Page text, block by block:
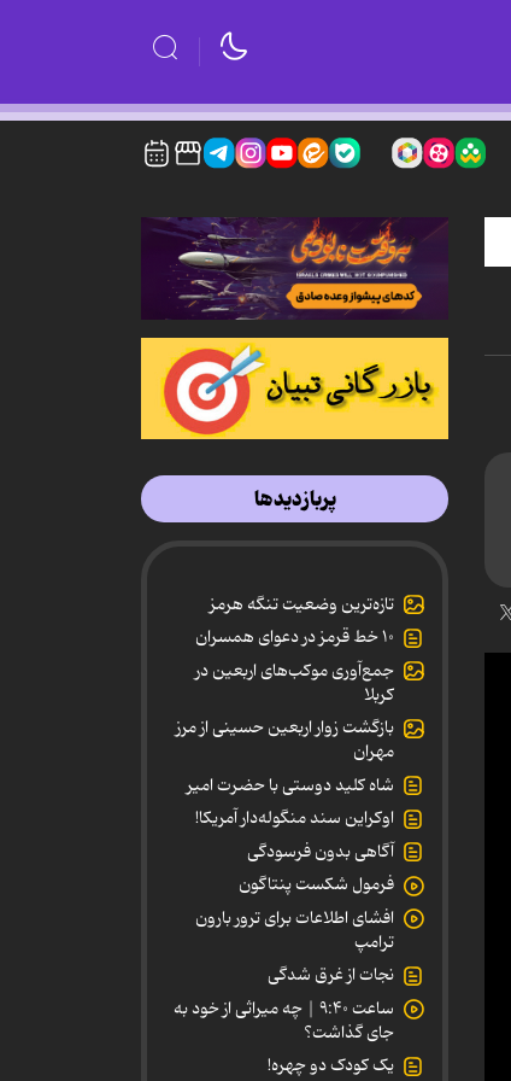
پربازدیدها
تازه‌ترین وضعیت تنگه هرمز
۱۰ خط قرمز در دعوای همسران
جمع‌آوری موکب‌های اربعین در
کربلا
بازگشت زوار اربعین حسینی از مرز
مهران
شاه کلید دوستی با حضرت امیر
اوکراین سند منگوله‌دار آمریکا!
آگاهی بدون فرسودگی
فرمول شکست پنتاگون
افشای اطلاعات برای ترور بارون
ترامپ
نجات از غرق شدگی
ساعت ۹:۴۰ | چه میراثی از خود به
جای گذاشت؟
یک کودک دو چهره!